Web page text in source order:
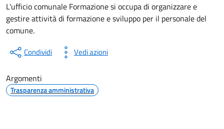
L'ufficio comunale Formazione si occupa di organizzare e
gestire attività di formazione e sviluppo per il personale del
comune.
Condividi Vedi azioni
Argomenti
Trasparenza amministrativa